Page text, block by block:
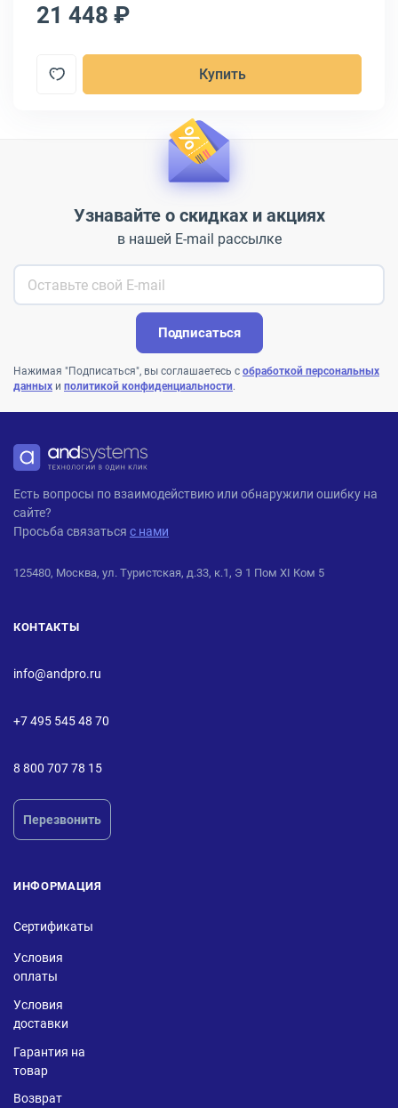
21 448 ₽
Купить
Узнавайте о скидках и акциях
в нашей E-mail рассылке
Подписаться
Нажимая "Подписаться", вы соглашаетесь с обработкой персональных
данных и политикой конфиденциальности.
ANDPRO
Есть вопросы по взаимодействию или обнаружили ошибку на
сайте?
Просьба связаться с нами
125480, Москва, ул. Туристская, д.33, к.1, Э 1 Пом XI Ком 5
КОНТАКТЫ
info@andpro.ru
+7 495 545 48 70
8 800 707 78 15
Перезвонить
ИНФОРМАЦИЯ
Сертификаты
Условия
оплаты
Условия
доставки
Гарантия на
товар
Возврат